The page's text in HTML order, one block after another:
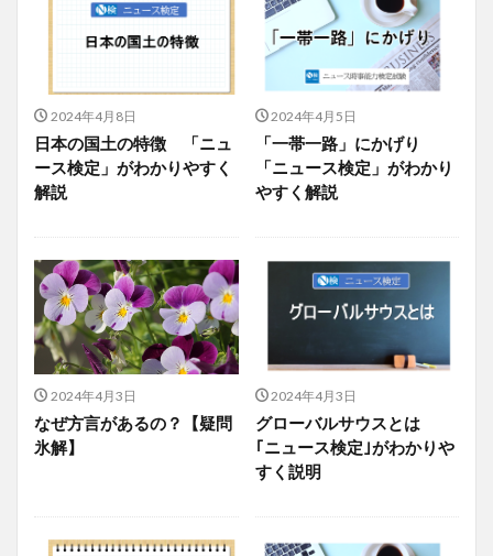
2024年4月8日
日本の国土の特徴 「ニュ
ース検定」がわかりやすく
解説
2024年4月5日
「一帯一路」にかげり
「ニュース検定」がわかり
やすく解説
2024年4月3日
なぜ方言があるの？【疑問
氷解】
2024年4月3日
グローバルサウスとは
｢ニュース検定｣がわかりや
すく説明